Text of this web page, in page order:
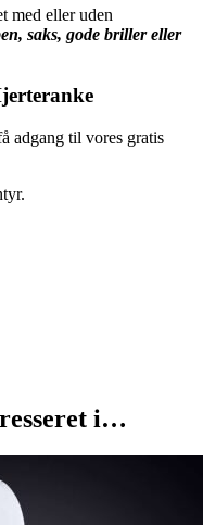
med eller uden
saks, gode briller eller
adgang til vores gratis
i…